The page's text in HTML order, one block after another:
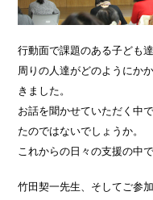
行動面で課題のある子ども
周りの人達がどのようにか
きました。
お話を聞かせていただく中
たのではないでしょうか。
これからの日々の支援の中
竹田契一先生、そしてご参